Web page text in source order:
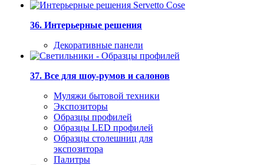
36. Интерьерные решения
Декоративные панели
37. Все для шоу-румов и салонов
Муляжи бытовой техники
Экспозиторы
Образцы профилей
Образцы LED профилей
Образцы столешниц для
экспозитора
Палитры